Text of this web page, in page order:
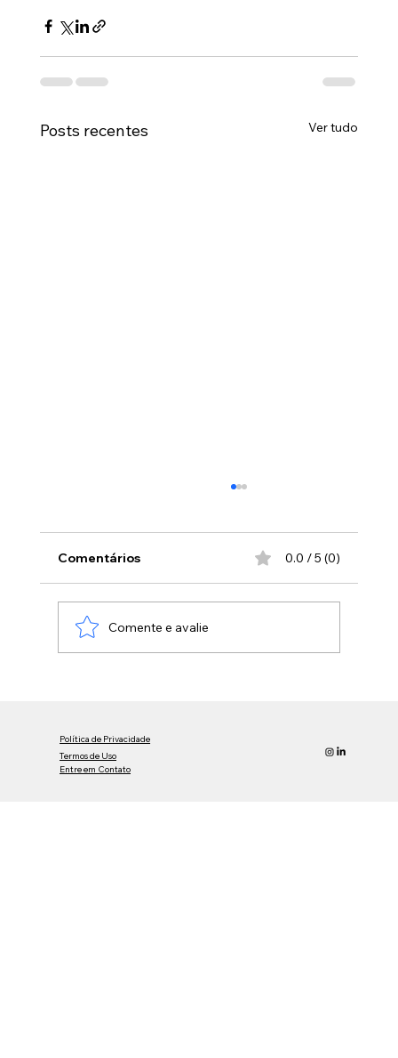
Posts recentes Ver tudo
Comentários 0.0 / 5 (0)
Comente e avalie
Política de Privacidade
Termos de Uso
Entre em Contato